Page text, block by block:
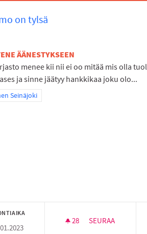
on tylsä
ÄÄNESTYKSEEN
menee kii nii ei oo mitää mis olla tuol
ja sinne jäätyy hankkikaa joku olo...
tulokset teeman mukaan: Itäinen Seinäjoki
Seinäjoki
28 28 SEURAAJAA
SEURAA